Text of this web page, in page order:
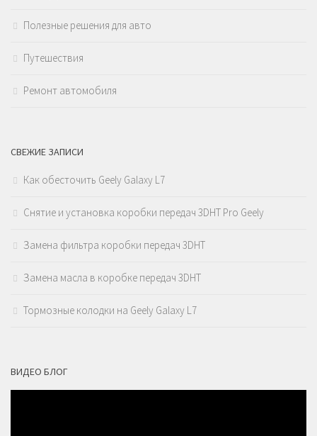
Полезные решения для авто
Путешествия
Ремонт автомобиля
СВЕЖИЕ ЗАПИСИ
Как обесточить Geely Galaxy L7
Снятие и установка коробки передач 3DHT Pro Geely
Замена фильтра коробки передач 3DHT
Замена масла в коробке передач 3DHT
Тормозные колодки на Geely Galaxy L7
ВИДЕО БЛОГ